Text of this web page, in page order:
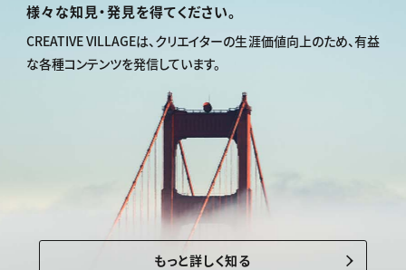
様々な知見・発見を得てください。
CREATIVE VILLAGEは、クリエイターの生涯価値向上のため、有益
な各種コンテンツを発信しています。
もっと詳しく知る